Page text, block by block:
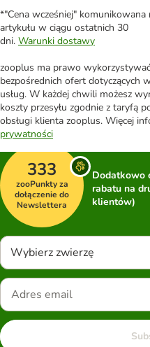
*"Cena wcześniej" komunikowana
artykułu w ciągu ostatnich 30
dni. Warunki dostawy
zooplus ma prawo
bezpośrednich ofert dotyczących
usług. W każdej chwili możesz
koszty przesyłu zgodnie z taryfą
obsługi klienta zooplus. Więcej
prywatności
333
zooPunkty za
dołączenie do
Newslettera
Dodatkowo
rabatu na
klientów)
Wybierz zwierzę